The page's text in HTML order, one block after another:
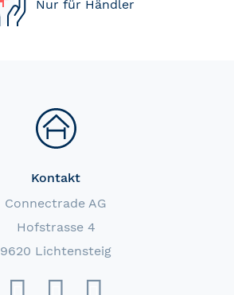
Nur für Händler
Kontakt
Connectrade AG
Hofstrasse 4
9620 Lichtensteig